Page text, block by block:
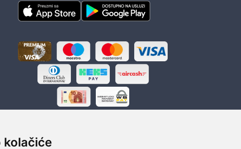
kolačiće